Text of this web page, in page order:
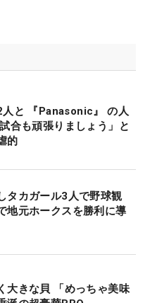
人と 『Panasonic』 の人
合も頑張りましょう」と
的
タカガール3人で野球観
元ホークスを勝利に導
大きな貝 「めっちゃ美味